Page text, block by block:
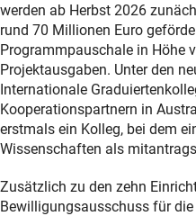
werden ab Herbst 2026
rund 70 Millionen Euro
Programmpauschale in Höhe
Projektausgaben. Unter den
Internationale
Kooperationspartnern in
erstmals ein Kolleg, bei dem
Wissenschaften als
Zusätzlich zu den zehn
Bewilligungsausschuss für